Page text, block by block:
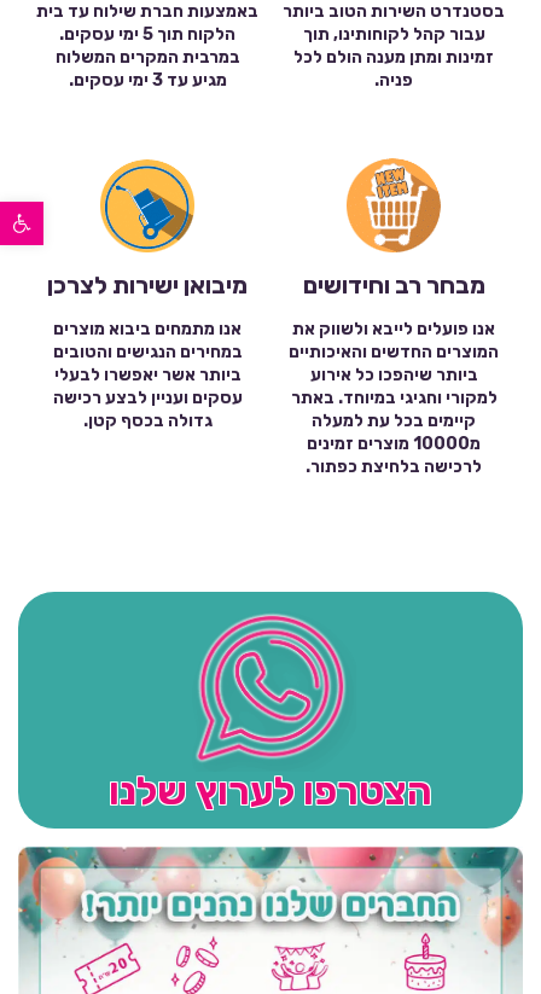
פתח סרגל נגישות
בסטנדרט השירות הטוב ביותר
עבור קהל לקוחותינו, תוך
זמינות ומתן מענה הולם לכל
פניה.
באמצעות חברת שילוח עד בית
הלקוח תוך 5 ימי עסקים.
במרבית המקרים המשלוח
מגיע עד 3 ימי עסקים.
מבחר רב וחידושים
אנו פועלים לייבא ולשווק את
המוצרים החדשים והאיכותיים
ביותר שיהפכו כל אירוע
למקורי וחגיגי במיוחד. באתר
קיימים בכל עת למעלה
מ10000 מוצרים זמינים
לרכישה בלחיצת כפתור.
מיבואן ישירות לצרכן
אנו מתמחים ביבוא מוצרים
במחירים הנגישים והטובים
ביותר אשר יאפשרו לבעלי
עסקים ועניין לבצע רכישה
גדולה בכסף קטן.
הצטרפו לערוץ שלנו